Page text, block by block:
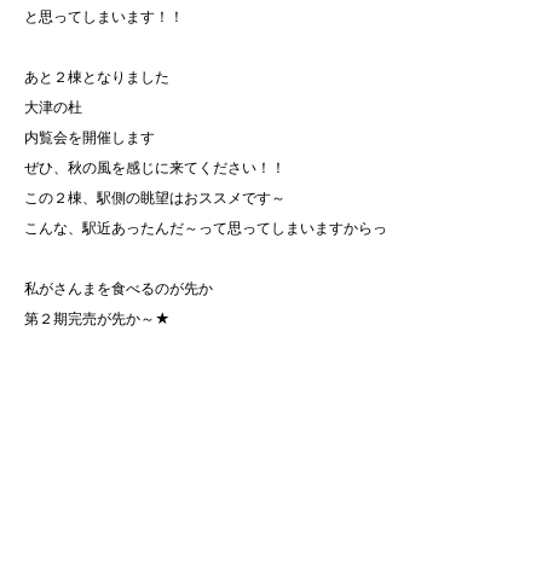
と思ってしまいます！！
あと２棟となりました
大津の杜
内覧会を開催します
ぜひ、秋の風を感じに来てください！！
この２棟、駅側の眺望はおススメです～
こんな、駅近あったんだ～って思ってしまいますからっ
私がさんまを食べるのが先か
第２期完売が先か～★